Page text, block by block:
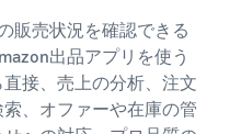
販売状況を確認できる
出品アプリを使う
接、売上の分析、注文
、オファーや在庫の管